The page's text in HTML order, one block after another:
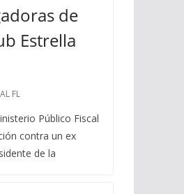
de
Estrella
FL
Público Fiscal
contra un ex
de la